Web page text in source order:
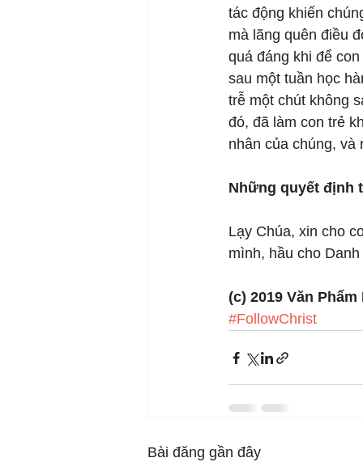
tác động khiến
mà lãng quên điều
quá đáng khi để
sau một tuần học
trễ một chút không
đó, đã làm con trẻ
nhân của chúng,
Những quyết định
Lạy Chúa, xin cho
mình, hầu cho
(c) 2019 Văn
#FollowChrist
Bài đăng gần đây